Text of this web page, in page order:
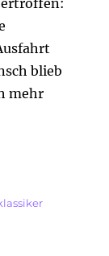
blieb
mehr
by geizhals.at